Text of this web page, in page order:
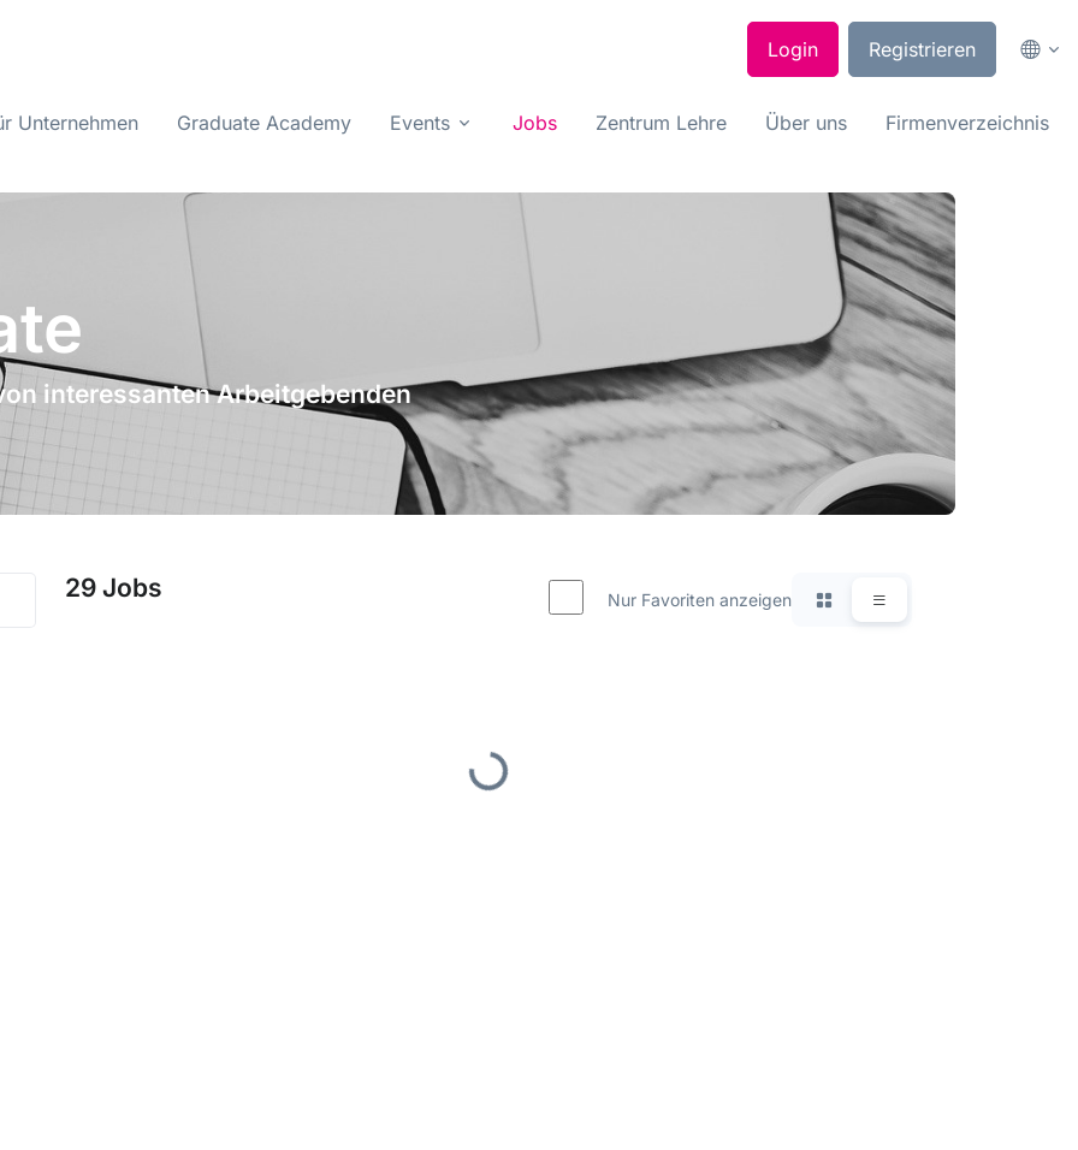
Login Registrieren
Unternehmen Graduate Academy Events Jobs Zentrum Lehre Über uns Firmenverzeichnis
interessanten Arbeitgebenden
29 Jobs Nur Favoriten anzeigen